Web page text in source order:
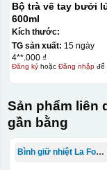
Hộp xi ấm
Bộ trà vẽ tay bưởi
600ml
Kích thước:
TG sản xuất: 15 ngày
4**.000 ₫
Đăng kýhoặc Đăng nhậpđể
Sản phẩm liên
gần bằng
Bình giữ nhiệt La Fonte